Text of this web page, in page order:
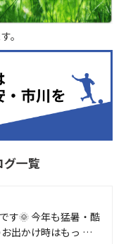
。
グ一覧
す🌞 今年も猛暑・酷
出かけ時はもっ …